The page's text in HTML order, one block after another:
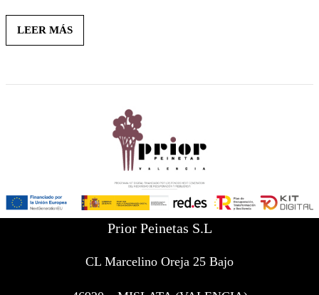
LEER MÁS
Prior Peinetas S.L
CL Marcelino Oreja 25 Bajo